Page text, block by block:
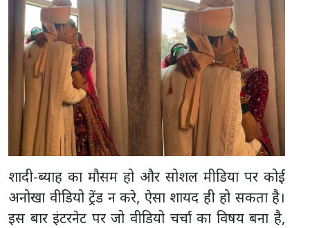
शादी-ब्याह का मौसम हो और सोशल मीडिया पर कोई
अनोखा वीडियो ट्रेंड न करे, ऐसा शायद ही हो सकता है।
इस बार इंटरनेट पर जो वीडियो चर्चा का विषय बना है,